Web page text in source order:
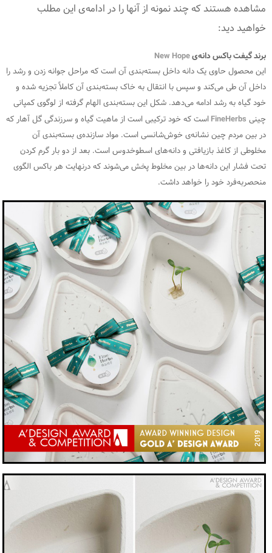
مشاهده هستند که چند نمونه از آنها را در ادامه‌ی این مطلب
خواهید دید:
برند گیفت باکس دانه‌یNew Hope
این محصول حاوی یک دانه داخل بسته‌بندی آن است که مراحل جوانه زدن و رشد را
داخل آن طی می‌کند و سپس با انتقال به خاک بسته‌بندی آن کاملاً تجزیه شده و
خود گیاه به رشد ادامه می‌دهد. شکل این بسته‌بندی الهام گرفته از لوگوی کمپانی
چینی FineHerbsاست که خود ترکیبی است از ماهیت گیاه و سرزندگی گل آهار که
در بین مردم چین نشانه‌ی خوش‌شانسی است. مواد سازنده‌ی بسته‌بندی آن
مخلوطی از کاغذ بازیافتی و دانه‌های اسطوخدوس است. بعد از دو بار گرم کردن
تحت فشار این دانه‌ها در بین مخلوط پخش می‌شوند که درنهایت هر باکس الگوی
منحصربه‌فرد خود را خواهد داشت.